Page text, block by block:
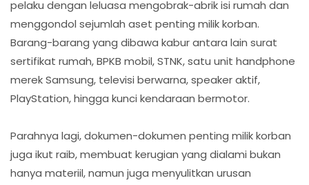
pelaku dengan leluasa mengobrak-abrik isi rumah dan
menggondol sejumlah aset penting milik korban.
Barang-barang yang dibawa kabur antara lain surat
sertifikat rumah, BPKB mobil, STNK, satu unit handphone
merek Samsung, televisi berwarna, speaker aktif,
PlayStation, hingga kunci kendaraan bermotor.
Parahnya lagi, dokumen-dokumen penting milik korban
juga ikut raib, membuat kerugian yang dialami bukan
hanya materiil, namun juga menyulitkan urusan